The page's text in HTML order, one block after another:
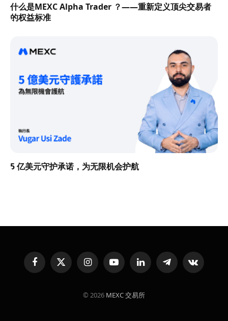
什么是MEXC Alpha Trader ？——重新定义顶尖交易者
的权益标准
5 亿美元守护承诺，为无限机会护航
FacebookX
(Twitter)
InstagramYouTubeLinkedInTelegramVKontakte
© 2026 MEXC 交易所